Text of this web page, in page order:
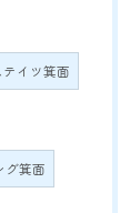
テイツ箕面
グ箕面